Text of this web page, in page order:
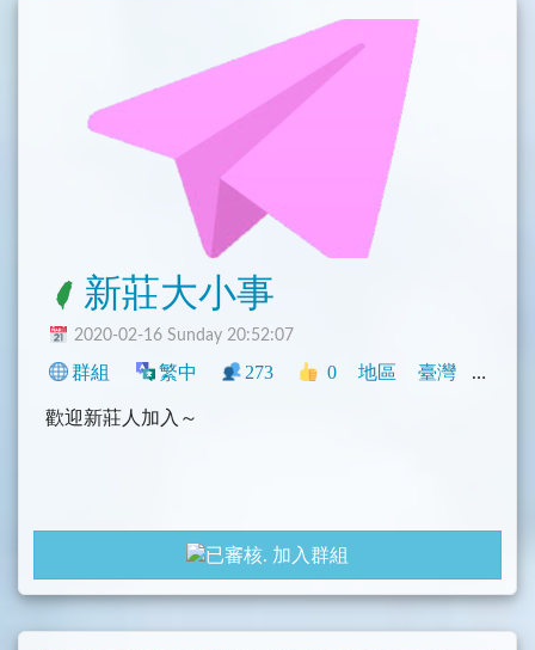
新莊大小事
2020-02-16 Sunday 20:52:07
群組 繁中 273 0 地區 臺灣 閒聊
歡迎新莊人加入～
加入群組